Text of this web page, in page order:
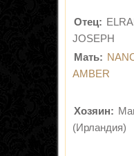
Отец:
JOSEPH
Мать:
AMBER
Хозяин:
(Ирландия)